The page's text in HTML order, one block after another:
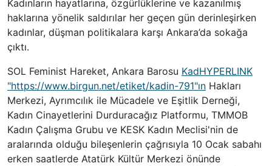
Kadınların hayatlarına, özgürlüklerine ve kazanılmış
haklarına yönelik saldırılar her geçen gün derinleşirken
kadınlar, düşman politikalara karşı Ankara’da sokağa
çıktı.
SOL Feminist Hareket, Ankara Barosu KadHYPERLINK
"https://www.birgun.net/etiket/kadin-791"ın Hakları
Merkezi, Ayrımcılık ile Mücadele ve Eşitlik Derneği,
Kadın Cinayetlerini Durduracağız Platformu, TMMOB
Kadın Çalışma Grubu ve KESK Kadın Meclisi'nin de
aralarında olduğu bileşenlerin çağrısıyla 10 Ocak sabahı
erken saatlerde Atatürk Kültür Merkezi önünde